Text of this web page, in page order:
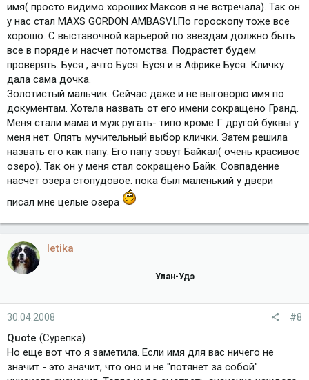
имя( просто видимо хороших Максов я не встречала). Так он
у нас стал MAXS GORDON AMBASVI.По гороскопу тоже все
хорошо. С выставочной карьерой по звездам должно быть
все в поряде и насчет потомства. Подрастет будем
проверять. Буся , ачто Буся. Буся и в Африке Буся. Кличку
дала сама дочка.
Золотистый мальчик. Сейчас даже и не выговорю имя по
документам. Хотела назвать от его имени сокращено Гранд.
Меня стали мама и муж ругать- типо кроме Г другой буквы у
меня нет. Опять мучительный выбор клички. Затем решила
назвать его как папу. Его папу зовут Байкал( очень красивое
озеро). Так он у меня стал сокращено Байк. Совпадение
насчет озера стопудовое. пока был маленький у двери
писал мне целые озера
letika
Улан-Удэ
30.04.2008 #8
Quote (Сурепка)
Но еще вот что я заметила. Если имя для вас ничего не
значит - это значит, что оно и не "потянет за собой"